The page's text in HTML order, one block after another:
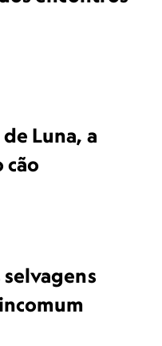
Luna, a
cão